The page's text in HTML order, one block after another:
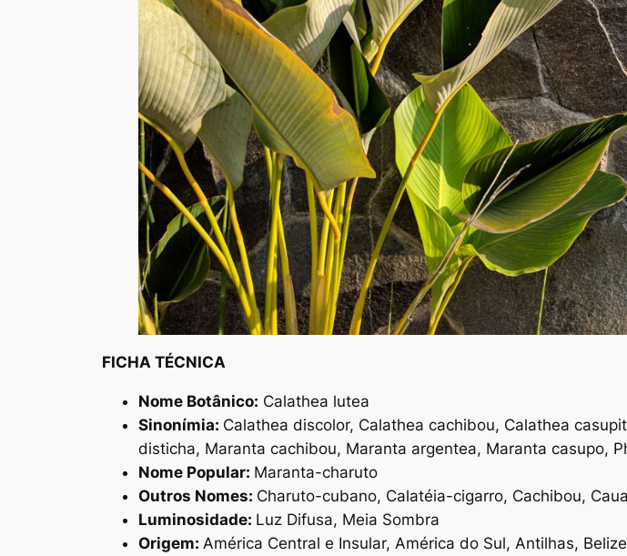
FICHA TÉCNICA
Nome Botânico: Calathea lutea
Sinonímia: Calathea discolor, Calathea cachibou, Calathea
disticha, Maranta cachibou, Maranta argentea, Maranta casupo,
Nome Popular: Maranta-charuto
Outros Nomes: Charuto-cubano, Calatéia-cigarro, Cachibou,
Luminosidade: Luz Difusa, Meia Sombra
Origem: América Central e Insular, América do Sul, Antilhas,